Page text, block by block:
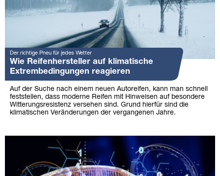
Der richtige Pneu für jedes Wetter
Wie Reifenhersteller auf klimatische
Extrembedingungen reagieren
Auf der Suche nach einem neuen Autoreifen, kann man schnell
feststellen, dass moderne Reifen mit Hinweisen auf besondere
Witterungsresistenz versehen sind. Grund hierfür sind die
klimatischen Veränderungen der vergangenen Jahre.